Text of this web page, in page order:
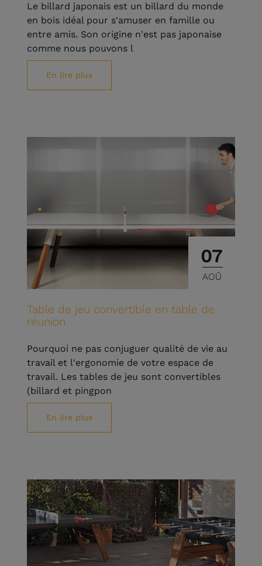
Le billard japonais est un billard du monde
en bois idéal pour s'amuser en famille ou
entre amis. Son origine n'est pas japonaise
comme nous pouvons l
En lire plus
07
AOÛ
Table de jeu convertible en table de
réunion
Pourquoi ne pas conjuguer qualité de vie au
travail et l'ergonomie de votre espace de
travail. Les tables de jeu sont convertibles
(billard et pingpon
En lire plus